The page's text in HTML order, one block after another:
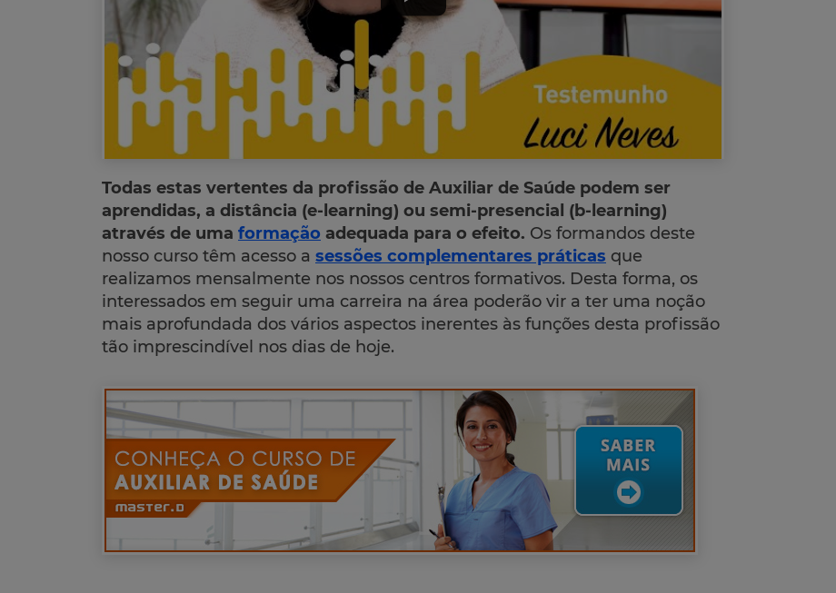
Todas estas vertentes da profissão de Auxiliar de Saúde podem ser
aprendidas, a distância (e-learning) ou semi-presencial (b-learning)
através de uma formação adequada para o efeito. Os formandos deste
nosso curso têm acesso a sessões complementares práticas que
realizamos mensalmente nos nossos centros formativos. Desta forma, os
interessados em seguir uma carreira na área poderão vir a ter uma noção
mais aprofundada dos vários aspectos inerentes às funções desta profissão
tão imprescindível nos dias de hoje.